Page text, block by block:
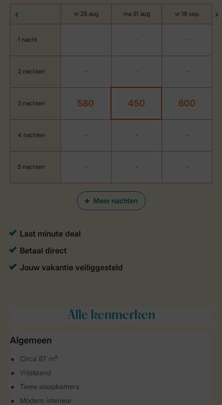
Meer nachten
vr 28 aug ma 31 aug vr 18 sep
1 nacht - - -
2 nachten - - -
3 nachten 580 450 600
4 nachten - - -
5 nachten - - -
Alle kenmerken
Algemeen
Circa 87 m²
Vrijstaand
Twee slaapkamers
Modern interieur